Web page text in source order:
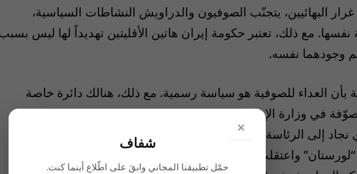
غرار البهائيين، يتجنّب الصوفيون والدراويش النشاطات السياسية،
نفسها. مع ذلك، تعتبر حكومة إيران هاتين الأقليتين تهديداً لها ليس
وجودهما نفسه.
بأن العداء للصوفية هو سياسة رسمية. مع ذلك، هنالك دائرة خاصة
في وزارة الإستخبارات. وقد عزّزت الحكومة الضغوط على
الجماعتين منذ وصول أحمدي نجاد إلى الرئاسة. وفي نوفمبر 2007، قامت الشرطة بتدمير المركز
×
شفاف
حمّل تطبيقنا المجاني وابقَ على اطّلاع أينما كنت.